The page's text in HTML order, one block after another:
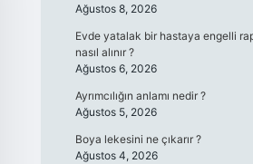
Ağustos 8, 2026
Evde yatalak bir hastaya engelli
nasıl alınır ?
Ağustos 6, 2026
Ayrımcılığın anlamı nedir ?
Ağustos 5, 2026
Boya lekesini ne çıkarır ?
Ağustos 4, 2026